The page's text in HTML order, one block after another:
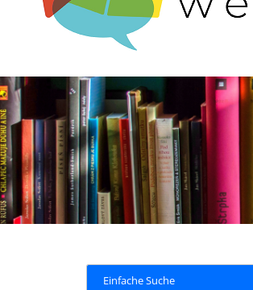
Einfache Suche